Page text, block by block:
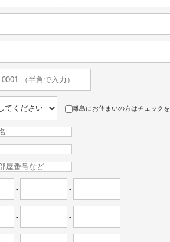
離島にお住まいの方はチェック
- -
- -